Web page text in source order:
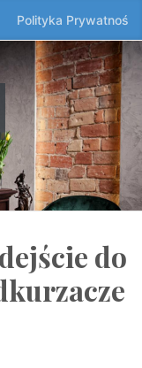
Polityka Prywatności
do